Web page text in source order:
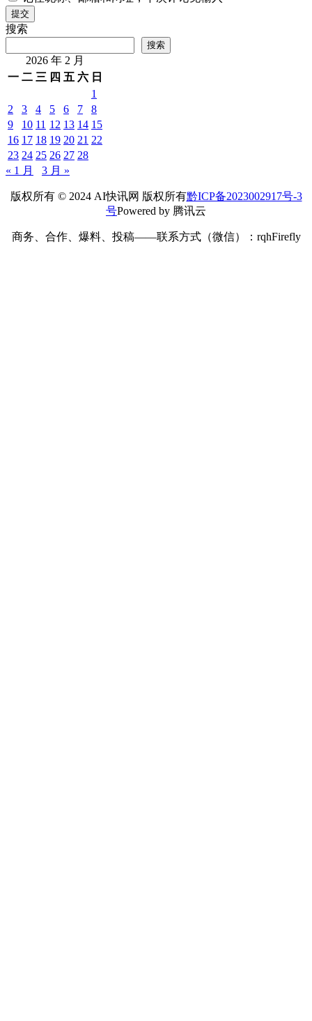
提交
搜索
搜索
2026 年 2 月
一 二 三 四 五 六 日
1
2
3 4 5 6 7
8
9
10 11 12 13 14 15
16 17 18 19 20 21 22
23 24 25 26 27 28
« 1 月
3 月 »
版权所有 © 2024 AI快讯网 版权所有黔ICP备2023002917号-3
号Powered by 腾讯云
商务、合作、爆料、投稿——联系方式（微信）：rqhFirefly